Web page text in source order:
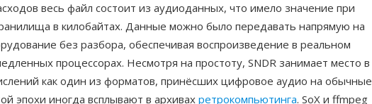
весь файл состоит из аудиоданных, что имело значение при
в килобайтах. Данные можно было передавать напрямую на
без разбора, обеспечивая воспроизведение в реальном
процессорах. Несмотря на простоту, SNDR занимает место в
как один из форматов, принёсших цифровое аудио на обычные
эпохи иногда всплывают в архивах ретрокомпьютинга. SoX и ffmpeg